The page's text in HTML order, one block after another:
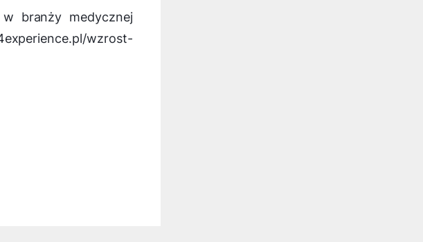
branży medycznej
wzrost-